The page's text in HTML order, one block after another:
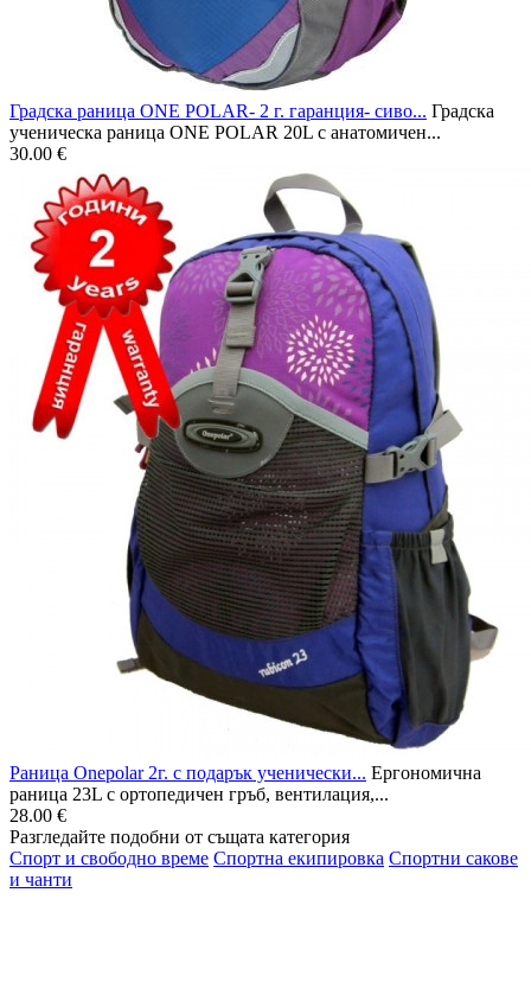
Градска раница ONE POLAR- 2 г. гаранция- сиво... Градска
ученическа раница ONE POLAR 20L с анатомичен...
30.00 €
Раница Onepolar 2г. с подарък ученически... Ергономична
раница 23L с ортопедичен гръб, вентилация,...
28.00 €
Разгледайте подобни от същата категория
Спорт и свободно време Спортна екипировка Спортни сакове
и чанти